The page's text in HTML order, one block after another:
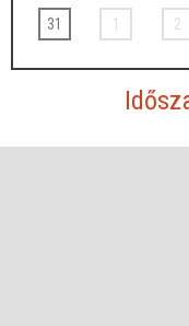
31 1 2